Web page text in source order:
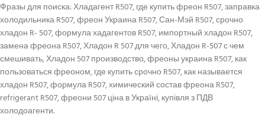
Фразы для поиска: Хладагент R507, где купить фреон R507, заправка
холодильника R507, фреон Украина R507, Сан-Мэй R507, срочно
хладон R- 507, формула хадагентов R507, импортный хладон R507,
замена фреона R507, Хладон R 507 для чего, Хладон R-507 с чем
смешивать, Хладон 507 производство, фреоны украина R507, как
пользоваться фреоном, где купить срочно R507, как называется
хладон R507, формула R507, химический состав фреона R507,
refrigerant R507, фреони 507 ціна в Україні, купівля з ПДВ
холодоагенти.